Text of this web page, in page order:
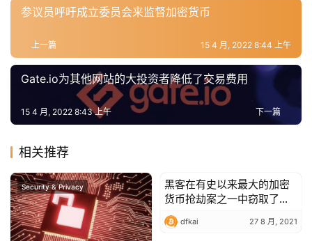
参议员呼吁成立委员会来监督加密货币
上一篇 15 4 月, 2022 8:44 上午
Gate.io为其他网站的大投资者降低了交易费用
下一篇
15 4 月, 2022 8:43 上午
相关推荐
Security & Privacy Security & Privacy
黑客在有史以来最大的加密
货币抢劫案之一中窃取了超
过 6 亿美元
dfkai 27 8 月, 2021